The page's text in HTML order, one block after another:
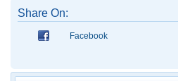
Share On:
Facebook